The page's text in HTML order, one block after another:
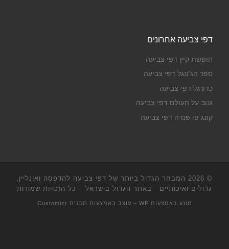
דפי צביעה אחרונים
חופשת קיץ דפי צביעה
ספר הג'ונגל דפי צביעה
כדורגל דפי צביעה
גנוב על העולם דפי צביעה
קונג פו פנדה דפי צביעה
© 2026
המבחר הגדול ביותר של דפי צביעה להדפסה ואונליין,
גדולים ואיכותיים - באתר הגדול בישראל – כל הזכויות שמורות
מונע באמצעות WP – עוצב באמצעות תבנית Customizr